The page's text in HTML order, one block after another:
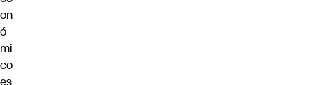
on
ó
mi
co
es